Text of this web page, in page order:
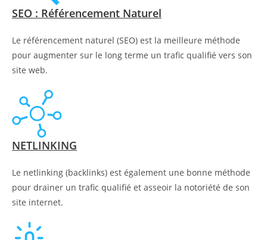
SEO : Référencement Naturel
Le référencement naturel (SEO) est la meilleure méthode
pour augmenter sur le long terme un trafic qualifié vers son
site web.
NETLINKING
Le netlinking (backlinks) est également une bonne méthode
pour drainer un trafic qualifié et asseoir la notoriété de son
site internet.